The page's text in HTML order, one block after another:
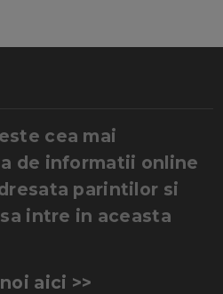
cea mai
de informatii online
parintilor si
intre in aceasta
aici >>